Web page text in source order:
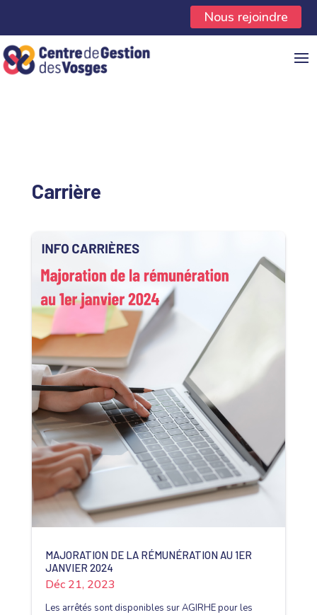
Nous rejoindre
Carrière
MAJORATION DE LA RÉMUNÉRATION AU 1ER
JANVIER 2024
Déc 21, 2023
Les arrêtés sont disponibles sur AGIRHE pour les